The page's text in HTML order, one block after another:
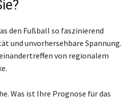
den Fußball so faszinierend
und unvorhersehbare Spannung.
von regionalem
Was ist Ihre Prognose für das